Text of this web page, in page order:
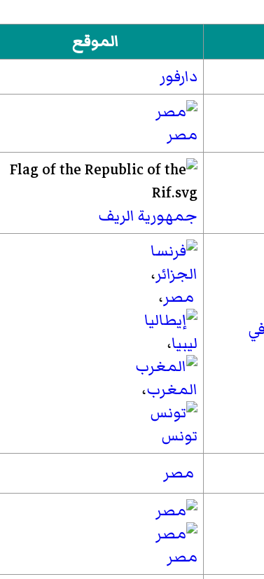
الموقع
دارفور
مصر
جمهورية الريف
الجزائر،
مصر،
ليبيا،
المغرب،
تونس
مصر
مصر